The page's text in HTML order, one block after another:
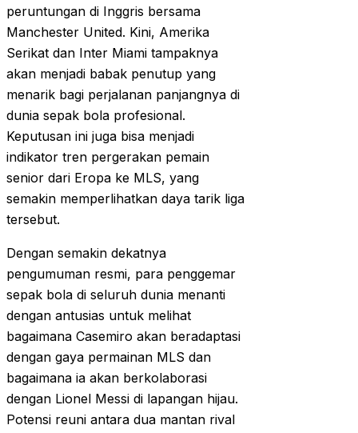
peruntungan di Inggris bersama
Manchester United. Kini, Amerika
Serikat dan Inter Miami tampaknya
akan menjadi babak penutup yang
menarik bagi perjalanan panjangnya di
dunia sepak bola profesional.
Keputusan ini juga bisa menjadi
indikator tren pergerakan pemain
senior dari Eropa ke MLS, yang
semakin memperlihatkan daya tarik liga
tersebut.
Dengan semakin dekatnya
pengumuman resmi, para penggemar
sepak bola di seluruh dunia menanti
dengan antusias untuk melihat
bagaimana Casemiro akan beradaptasi
dengan gaya permainan MLS dan
bagaimana ia akan berkolaborasi
dengan Lionel Messi di lapangan hijau.
Potensi reuni antara dua mantan rival